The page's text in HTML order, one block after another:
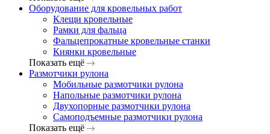
Оборудование для кровельных работ
Клещи кровельные
Рамки для фальца
Фальцепрокатные кровельные станки
Киянки кровельные
Показать ещё
Размотчики рулона
Мобильные размотчики рулона
Напольные размотчики рулона
Двухопорные размотчики рулона
Самоподъемные размотчики рулона
Показать ещё